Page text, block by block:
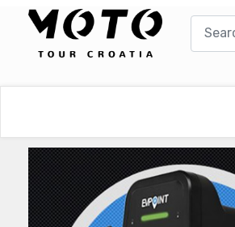
UmPaDrum
Moto servisi
Damir Žerić - ELPASSO
Dario Dinter - Moto TOZ